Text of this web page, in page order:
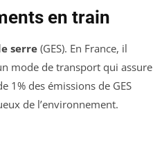
en train
serre (GES). En France, il
mode de transport qui assure
1% des émissions de GES
de l’environnement.